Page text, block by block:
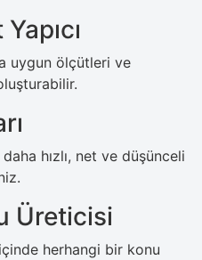
uygun ölçütleri ve
hızlı, net ve düşünceli
Üreticisi
herhangi bir konu